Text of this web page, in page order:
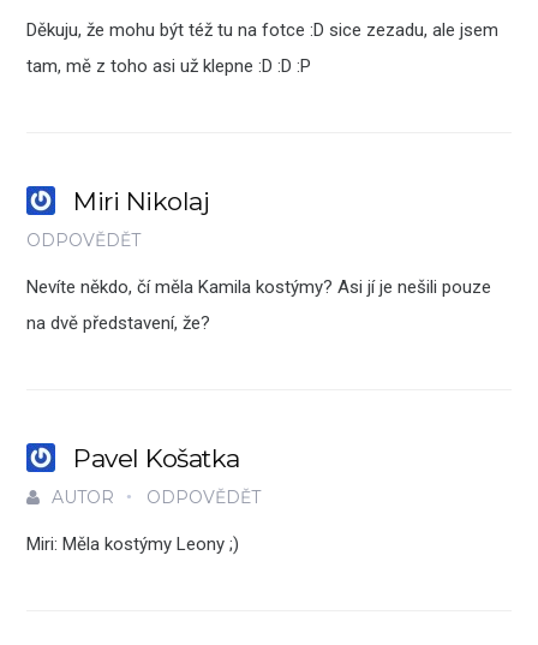
Děkuju, že mohu být též tu na fotce :D sice zezadu, ale jsem
tam, mě z toho asi už klepne :D :D :P
Miri Nikolaj
ODPOVĚDĚT
Nevíte někdo, čí měla Kamila kostýmy? Asi jí je nešili pouze
na dvě představení, že?
Pavel Košatka
AUTOR ODPOVĚDĚT
Miri: Měla kostýmy Leony ;)